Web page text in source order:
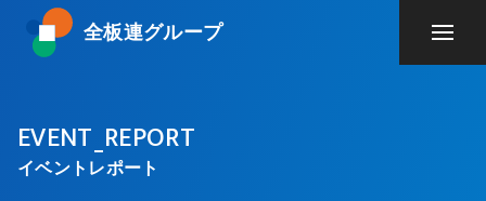
全板連グループ
EVENT_REPORT
イベントレポート